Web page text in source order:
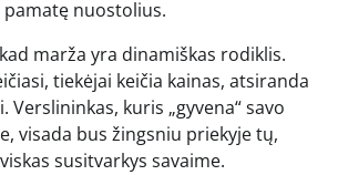
nuostolius.
marža yra dinamiškas rodiklis.
tiekėjai keičia kainas, atsiranda
Verslininkas, kuris „gyvena“ savo
visada bus žingsniu priekyje tų,
susitvarkys savaime.